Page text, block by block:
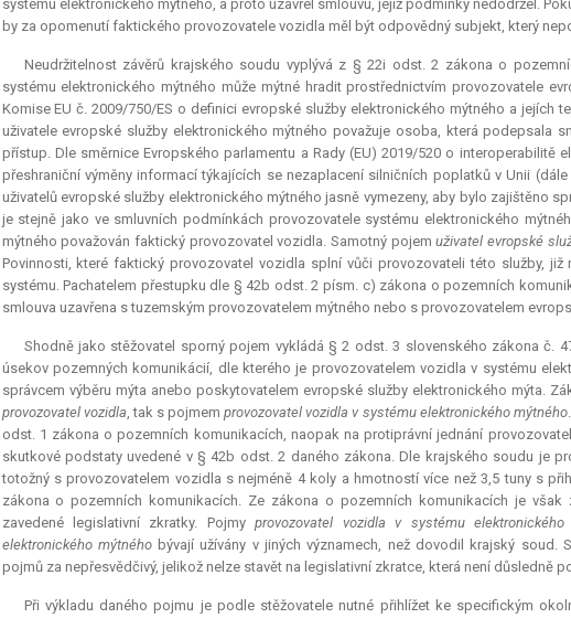
systému elektronického mýtného, a proto uzavřel smlouvu, jejíž podmínky nedodržel.
by za opomenutí faktického provozovatele vozidla měl být odpovědný subjekt, který
Neudržitelnost závěrů krajského soudu vyplývá z § 22i odst. 2 zákona o
systému elektronického mýtného může mýtné hradit prostřednictvím provozovatele
Komise EU č. 2009/750/ES o definici evropské služby elektronického mýtného a jejích
uživatele evropské služby elektronického mýtného považuje osoba, která podepsala
přístup. Dle směrnice Evropského parlamentu a Rady (EU) 2019/520 o interoperabilitě
přeshraniční výměny informací týkajících se nezaplacení silničních poplatků v Unii
uživatelů evropské služby elektronického mýtného jasně vymezeny, aby bylo zajištěno
je stejně jako ve smluvních podmínkách provozovatele systému elektronického
mýtného považován faktický provozovatel vozidla. Samotný pojemuživatel evropské
Povinnosti, které faktický provozovatel vozidla splní vůči provozovateli této služby,
systému. Pachatelem přestupku dle § 42b odst. 2 písm. c) zákona o pozemních
smlouva uzavřena s tuzemským provozovatelem mýtného nebo s provozovatelem
Shodně jako stěžovatel sporný pojem vykládá § 2 odst. 3 slovenského zákona č.
úsekov pozemných komunikácií, dle kterého je provozovatelem vozidla v systému
správcem výběru mýta anebo poskytovatelem evropské služby elektronického mýta.
provozovatel vozidla, tak s pojmemprovozovatel vozidla v systému elektronického mýtného
odst. 1 zákona o pozemních komunikacích, naopak na protiprávní jednání
skutkové podstaty uvedené v § 42b odst. 2 daného zákona. Dle krajského soudu je
totožný s provozovatelem vozidla s nejméně 4 koly a hmotností více než 3,5 tuny s
zákona o pozemních komunikacích. Ze zákona o pozemních komunikacích je
zavedené legislativní zkratky. Pojmyprovozovatel vozidla v systému elektronického
elektronického mýtnéhobývají užívány v jiných významech, než dovodil krajský soud.
pojmů za nepřesvědčivý, jelikož nelze stavět na legislativní zkratce, která není důsledně
Při výkladu daného pojmu je podle stěžovatele nutné přihlížet ke specifickým